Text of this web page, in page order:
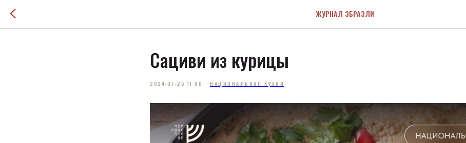
ЖУРНАЛ ЭБРАЭЛИ
Сациви из курицы
2024-07-25 11:00 НАЦИОНАЛЬНАЯ КУХНЯ